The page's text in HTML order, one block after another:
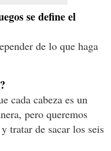
se define el
de lo que haga
cada cabeza es un
pero queremos
tratar de sacar los seis